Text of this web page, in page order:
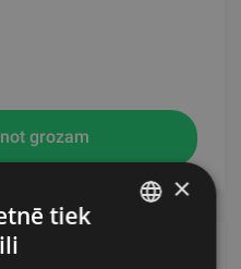
grozam
×
tiek